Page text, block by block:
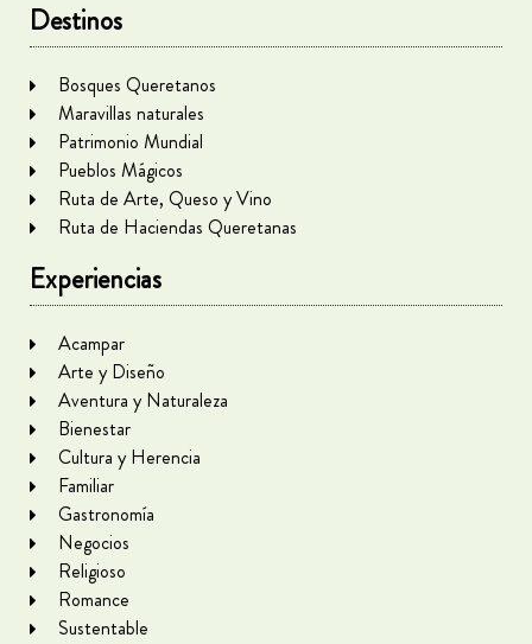
Destinos
Bosques Queretanos
Maravillas naturales
Patrimonio Mundial
Pueblos Mágicos
Ruta de Arte, Queso y Vino
Ruta de Haciendas Queretanas
Experiencias
Acampar
Arte y Diseño
Aventura y Naturaleza
Bienestar
Cultura y Herencia
Familiar
Gastronomía
Negocios
Religioso
Romance
Sustentable